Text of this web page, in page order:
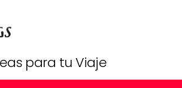
para tu Viaje